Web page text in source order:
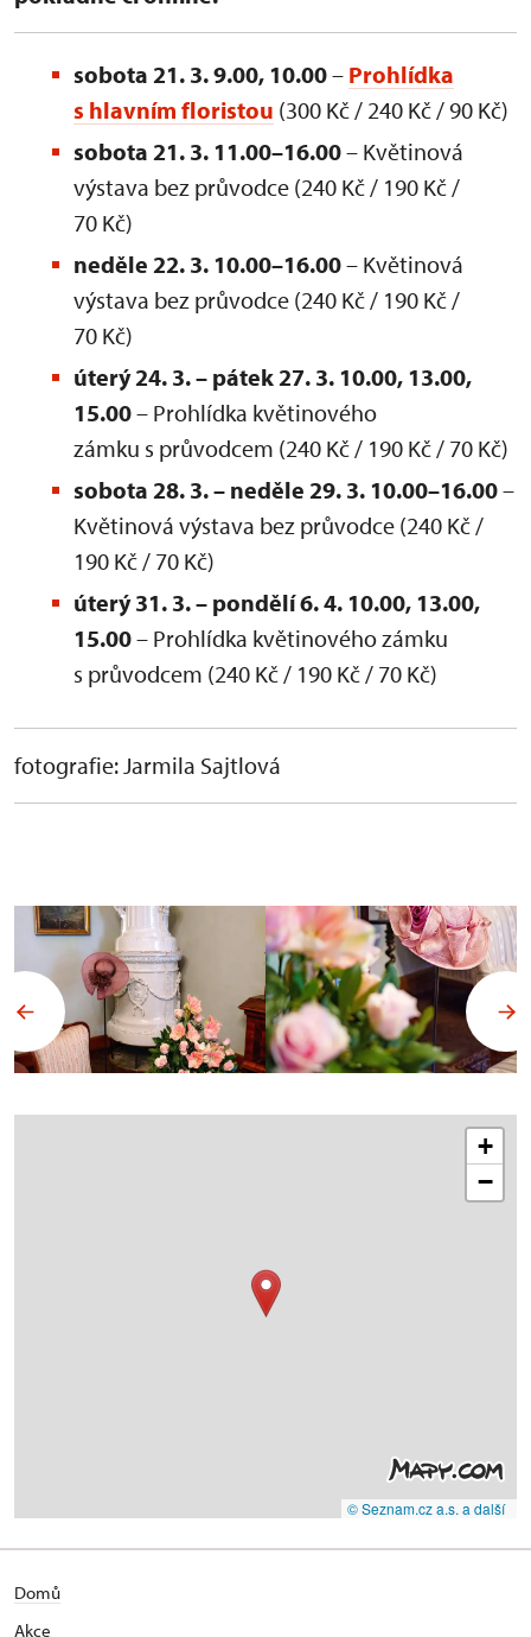
sobota 21. 3. 9.00, 10.00– Prohlídka
s hlavním floristou (300 Kč / 240 Kč / 90 Kč)
sobota 21. 3. 11.00–16.00– Květinová
výstava bez průvodce (240 Kč / 190 Kč /
70 Kč)
neděle 22. 3. 10.00–16.00– Květinová
výstava bez průvodce (240 Kč / 190 Kč /
70 Kč)
úterý 24. 3. – pátek 27. 3. 10.00, 13.00,
15.00– Prohlídka květinového
zámku s průvodcem (240 Kč / 190 Kč / 70 Kč)
sobota 28. 3. – neděle 29. 3. 10.00–16.00–
Květinová výstava bez průvodce (240 Kč /
190 Kč / 70 Kč)
úterý 31. 3. – pondělí 6. 4. 10.00, 13.00,
15.00– Prohlídka květinového zámku
s průvodcem (240 Kč / 190 Kč / 70 Kč)
fotografie: Jarmila Sajtlová
+
−
© Seznam.cz a.s. a další
Domů
Akce